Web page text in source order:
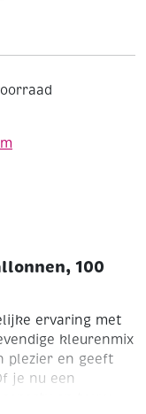
100
ervaring met
kleurenmix
plezier en geeft
je nu een